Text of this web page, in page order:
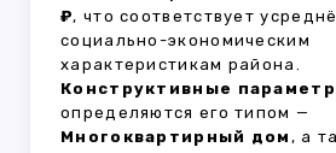
₽, что соответствует
социально-экономическим
характеристикам района.
Конструктивные
определяются его типом —
Многоквартирный дом , а